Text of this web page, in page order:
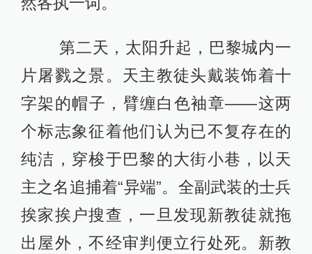
第二天，太阳升起，巴黎城内一
片屠戮之景。天主教徒头戴装饰着十
字架的帽子，臂缠白色袖章——这两
个标志象征着他们认为已不复存在的
纯洁，穿梭于巴黎的大街小巷，以天
主之名追捕着“异端”。全副武装的士兵
挨家挨户搜查，一旦发现新教徒就拖
出屋外，不经审判便立行处死。新教